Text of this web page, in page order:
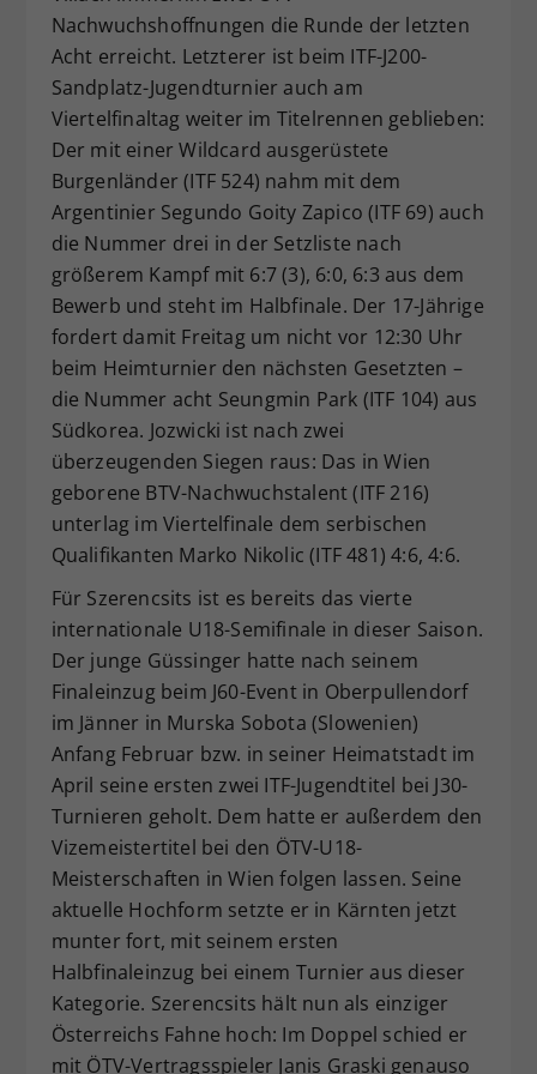
Nachwuchshoffnungen die Runde der letzten
Acht erreicht. Letzterer ist beim ITF-J200-
Sandplatz-Jugendturnier auch am
Viertelfinaltag weiter im Titelrennen geblieben:
Der mit einer Wildcard ausgerüstete
Burgenländer (ITF 524) nahm mit dem
Argentinier Segundo Goity Zapico (ITF 69) auch
die Nummer drei in der Setzliste nach
größerem Kampf mit 6:7 (3), 6:0, 6:3 aus dem
Bewerb und steht im Halbfinale. Der 17-Jährige
fordert damit Freitag um nicht vor 12:30 Uhr
beim Heimturnier den nächsten Gesetzten –
die Nummer acht Seungmin Park (ITF 104) aus
Südkorea. Jozwicki ist nach zwei
überzeugenden Siegen raus: Das in Wien
geborene BTV-Nachwuchstalent (ITF 216)
unterlag im Viertelfinale dem serbischen
Qualifikanten Marko Nikolic (ITF 481) 4:6, 4:6.
Für Szerencsits ist es bereits das vierte
internationale U18-Semifinale in dieser Saison.
Der junge Güssinger hatte nach seinem
Finaleinzug beim J60-Event in Oberpullendorf
im Jänner in Murska Sobota (Slowenien)
Anfang Februar bzw. in seiner Heimatstadt im
April seine ersten zwei ITF-Jugendtitel bei J30-
Turnieren geholt. Dem hatte er außerdem den
Vizemeistertitel bei den ÖTV-U18-
Meisterschaften in Wien folgen lassen. Seine
aktuelle Hochform setzte er in Kärnten jetzt
munter fort, mit seinem ersten
Halbfinaleinzug bei einem Turnier aus dieser
Kategorie. Szerencsits hält nun als einziger
Österreichs Fahne hoch: Im Doppel schied er
mit ÖTV-Vertragsspieler Janis Graski genauso
Zweck
Dieser Wert speichert Ihre Consent-
Einstellungen. Unter anderem eine
zufällig generierte ID, für die
historische Speicherung Ihrer
vorgenommen Einstellungen, falls der
Webseiten-Betreiber dies eingestellt
hat.